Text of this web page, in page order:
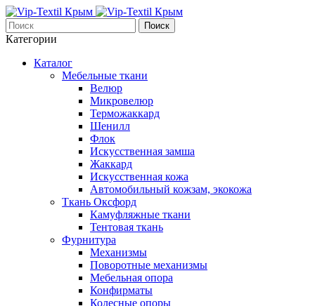
Поиск
Категории
Каталог
Мебельные ткани
Велюр
Микровелюр
Терможаккард
Шенилл
Флок
Искусственная замша
Жаккард
Искусственная кожа
Автомобильный кожзам, экокожа
Ткань Оксфорд
Камуфляжные ткани
Тентовая ткань
Фурнитура
Механизмы
Поворотные механизмы
Мебельная опора
Конфирматы
Колесные опоры